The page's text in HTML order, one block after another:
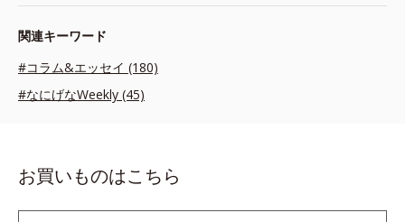
関連キーワード
#コラム&エッセイ (180)
#なにげなWeekly (45)
お買いものはこちら